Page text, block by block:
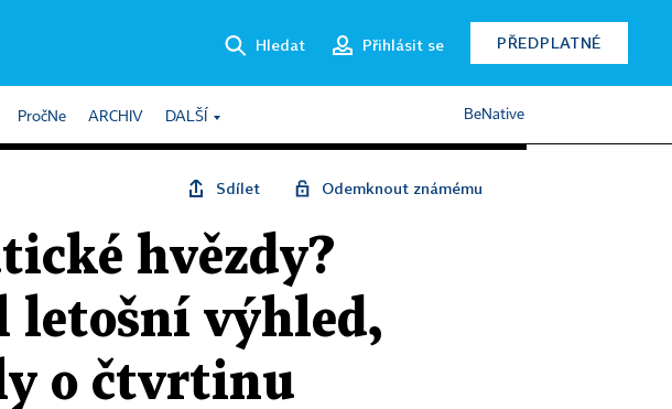
Hledat Přihlásit se PŘEDPLATNÉ
PročNe ARCHIV DALŠÍ BeNative
Sdílet Odemknout známému
hvězdy?
letošní výhled,
o čtvrtinu